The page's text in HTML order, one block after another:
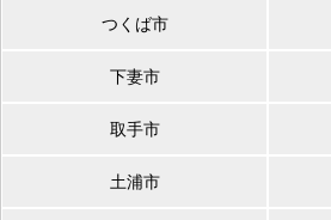
つくば市
下妻市
取手市
土浦市